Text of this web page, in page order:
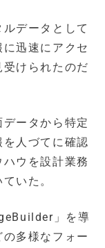
データとして
迅速にアクセ
けられたのだ
ータから特定
人づてに確認
ウを設計業務
いた。
」を導
多様なフォー